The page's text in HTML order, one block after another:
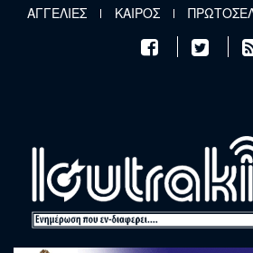
Παράκαμψη προς το κυρίως
ΑΓΓΕΛΙΕΣ ΚΑΙΡΟΣ